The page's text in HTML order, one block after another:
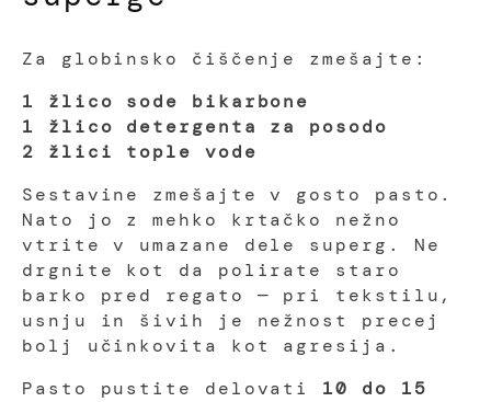
Za globinsko čiščenje zmešajte:
1 žlico sode bikarbone
1 žlico detergenta za posodo
2 žlici tople vode
Sestavine zmešajte v gosto pasto.
Nato jo z mehko krtačko nežno
vtrite v umazane dele superg. Ne
drgnite kot da polirate staro
barko pred regato — pri tekstilu,
usnju in šivih je nežnost precej
bolj učinkovita kot agresija.
Pasto pustite delovati 10 do 15